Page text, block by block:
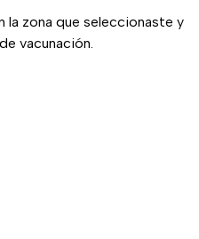
la zona que seleccionaste y
vacunación.